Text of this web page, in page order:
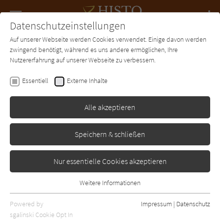
SUCHE Forum Charts Newsletter
Stefanie Gercke
Feuerwind
Erschienen: Januar 2006 Bibliogr. Angaben
Datenschutzeinstellungen
Auf unserer Webseite werden Cookies verwendet. Einige davon werden
zwingend benötigt, während es uns andere ermöglichen, Ihre
Nutzererfahrung auf unserer Webseite zu verbessern.
Essentiell Externe Inhalte
Alle akzeptieren
Speichern & schließen
Nur essentielle Cookies akzeptieren
Essentielle Cookies werden für grundlegende Funktionen der
Webseite benötigt. Dadurch ist gewährleistet, dass die Webseite
Weitere Informationen
Powered by
sgalinski Cookie Opt In
Impressum | Datenschutz